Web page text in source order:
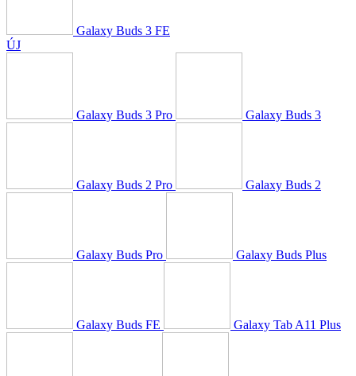
Galaxy Buds 3 FE
ÚJ
Galaxy Buds 3 Pro Galaxy Buds 3
Galaxy Buds 2 Pro Galaxy Buds 2
Galaxy Buds Pro Galaxy Buds Plus
Galaxy Buds FE Galaxy Tab A11 Plus